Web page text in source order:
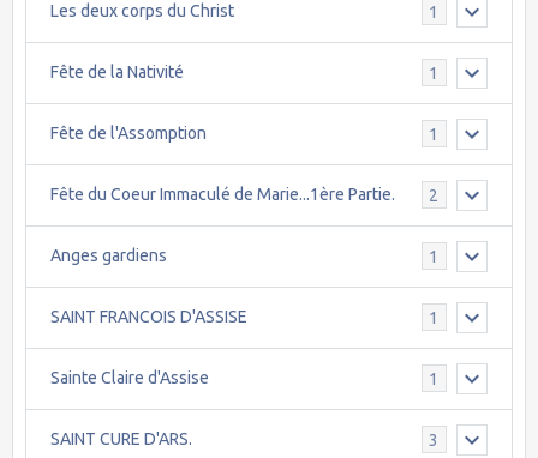
Les deux corps du Christ 1
Fête de la Nativité 1
Fête de l'Assomption 1
Fête du Coeur Immaculé de Marie...1ère Partie. 2
Anges gardiens 1
SAINT FRANCOIS D'ASSISE 1
Sainte Claire d'Assise 1
SAINT CURE D'ARS. 3